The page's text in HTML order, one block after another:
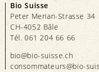
Bio Suisse
Peter Merian-Strasse 34
CH-4052 Bâle
Tél. 061 204 66 66
bio@bio-suisse.ch
consommateurs@bio-